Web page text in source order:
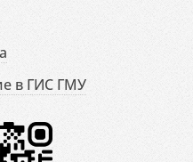
в ГИС ГМУ